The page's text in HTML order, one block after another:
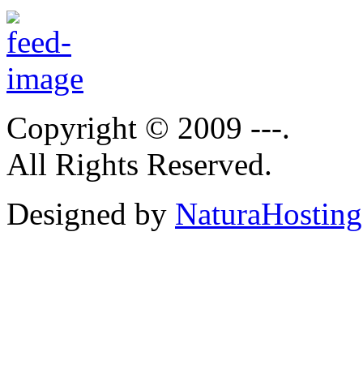
Copyright © 2009 ---.
All Rights Reserved.
Designed by NaturaHosting